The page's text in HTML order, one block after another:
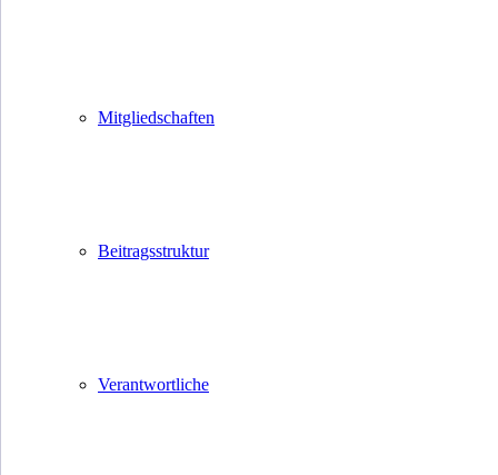
Mitgliedschaften
Beitragsstruktur
Verantwortliche